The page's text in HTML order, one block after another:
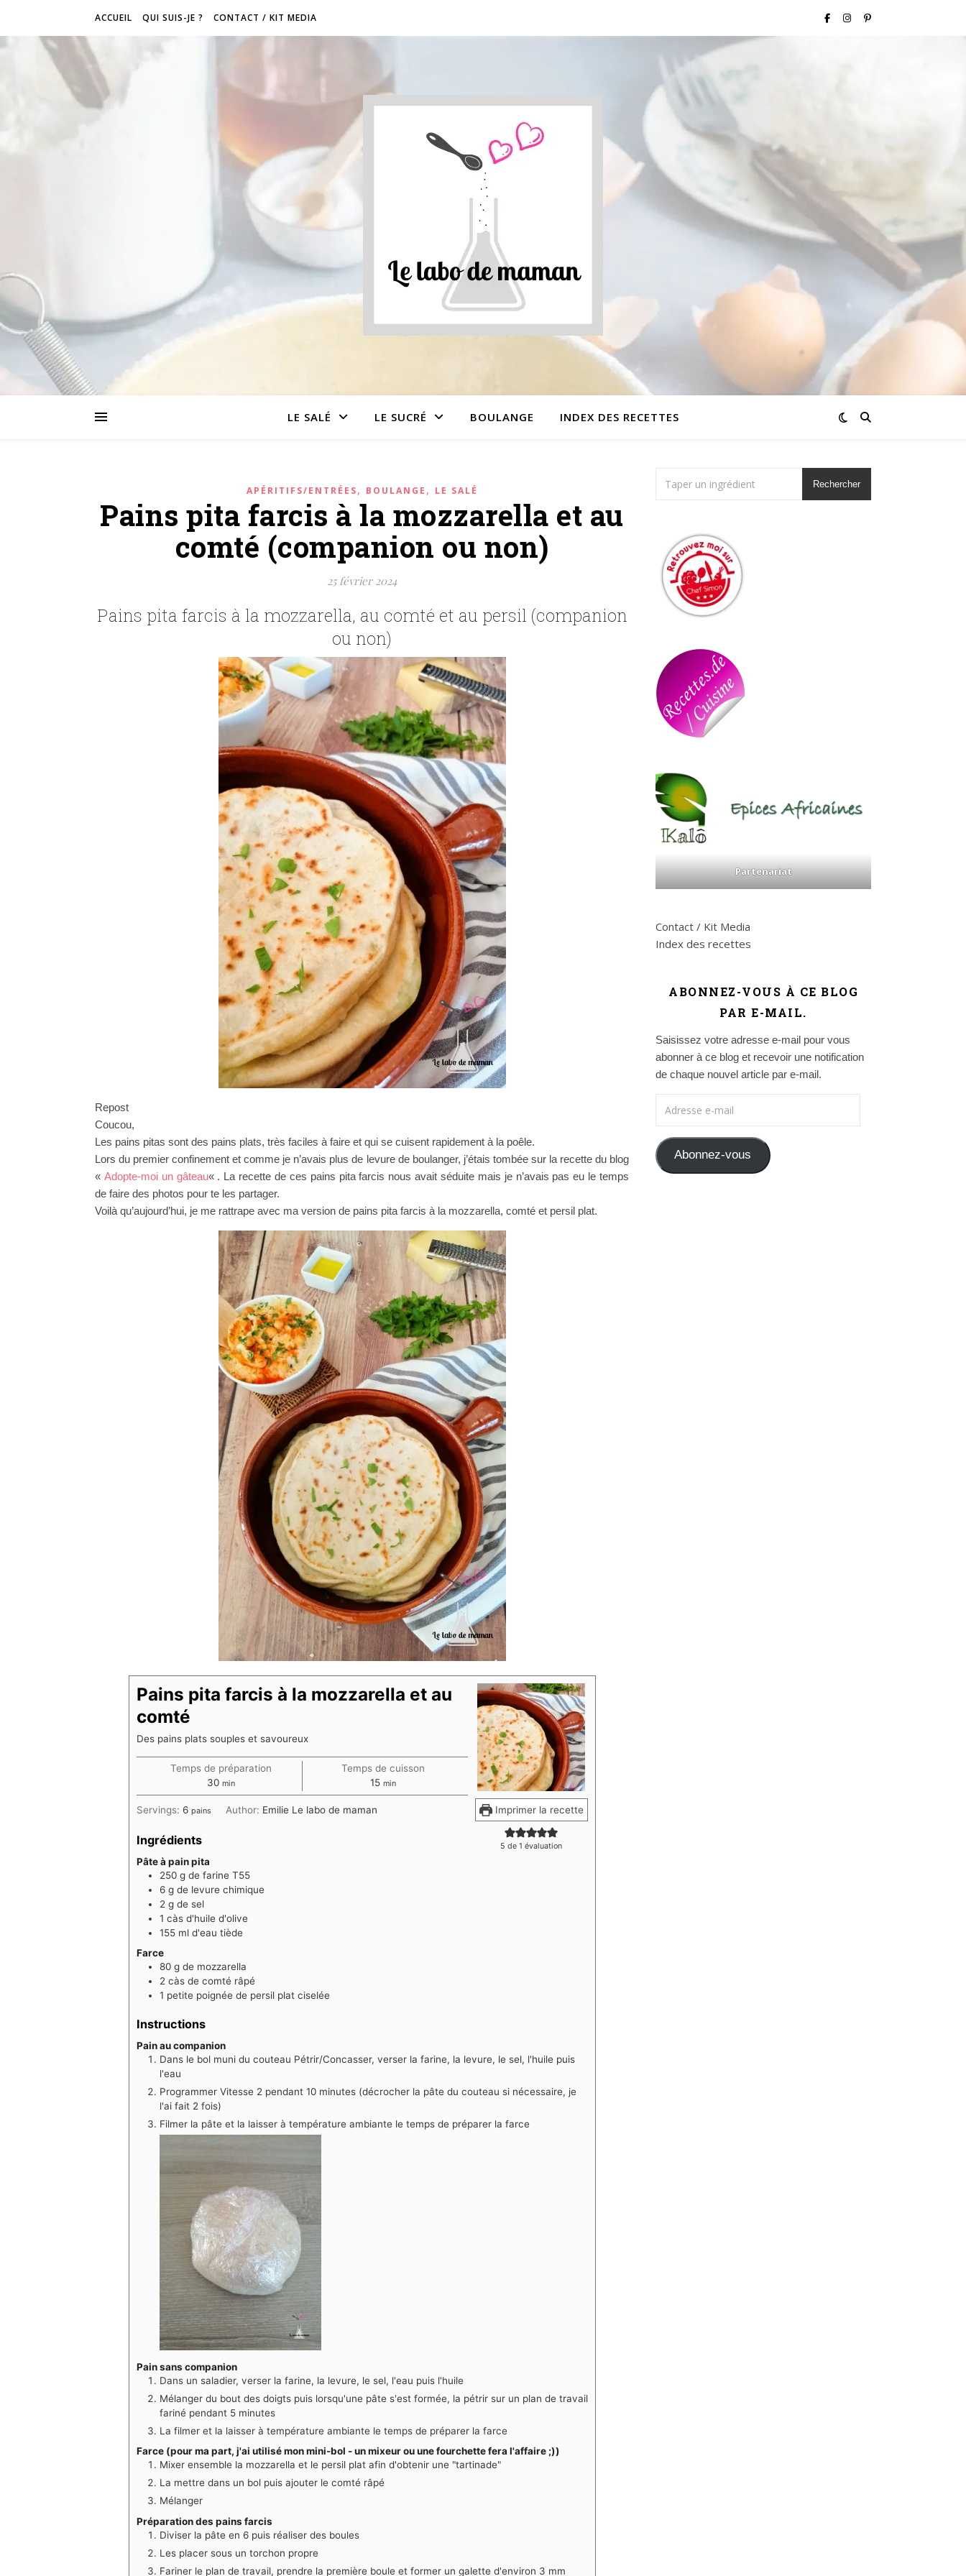
ACCUEIL QUI SUIS-JE ? CONTACT / KIT MEDIA
LE SALÉ LE SUCRÉ BOULANGE INDEX DES RECETTES
APÉRITIFS/ENTRÉES, BOULANGE , LE SALÉ
Pains pita farcis à la mozzarella et au
comté (companion ou non)
25 février 2024
Pains pita farcis à la mozzarella, au comté et au persil (companion
ou non)
Repost
Coucou,
Les pains pitas sont des pains plats, très faciles à faire et qui se cuisent rapidement à la poêle.
Lors du premier confinement et comme je n’avais plus de levure de boulanger, j’étais tombée sur la recette du blog
« Adopte-moi un gâteau« . La recette de ces pains pita farcis nous avait séduite mais je n’avais pas eu le temps
de faire des photos pour te les partager.
Voilà qu’aujourd’hui, je me rattrape avec ma version de pains pita farcis à la mozzarella, comté et persil plat.
Imprimer la recette
5 de 1 évaluation
Pains pita farcis à la mozzarella et au
comté
Des pains plats souples et savoureux
Temps de préparation
30minutes
min
Temps de cuisson
15minutes
min
Servings: 6 pains Author: Emilie Le labo de maman
Ingrédients
Pâte à pain pita
250 g de farine T55
6 g de levure chimique
2 g de sel
1 càs d'huile d'olive
155 ml d'eau tiède
Farce
80 g de mozzarella
2 càs de comté râpé
1 petite poignée de persil plat ciselée
Instructions
Pain au companion
Dans le bol muni du couteau Pétrir/Concasser, verser la farine, la levure, le sel, l'huile puis
l'eau
Programmer Vitesse 2 pendant 10 minutes (décrocher la pâte du couteau si nécessaire, je
l'ai fait 2 fois)
Filmer la pâte et la laisser à température ambiante le temps de préparer la farce
Pain sans companion
Dans un saladier, verser la farine, la levure, le sel, l'eau puis l'huile
Mélanger du bout des doigts puis lorsqu'une pâte s'est formée, la pétrir sur un plan de travail
fariné pendant 5 minutes
La filmer et la laisser à température ambiante le temps de préparer la farce
Farce (pour ma part, j'ai utilisé mon mini-bol - un mixeur ou une fourchette fera l'affaire ;))
Mixer ensemble la mozzarella et le persil plat afin d'obtenir une "tartinade"
La mettre dans un bol puis ajouter le comté râpé
Mélanger
Préparation des pains farcis
Diviser la pâte en 6 puis réaliser des boules
Les placer sous un torchon propre
Fariner le plan de travail, prendre la première boule et former un galette d'environ 3 mm
Rechercher
Partenariat
Contact / Kit Media
Index des recettes
ABONNEZ-VOUS À CE BLOG
PAR E-MAIL.
Saisissez votre adresse e-mail pour vous
abonner à ce blog et recevoir une notification
de chaque nouvel article par e-mail.
Abonnez-vous